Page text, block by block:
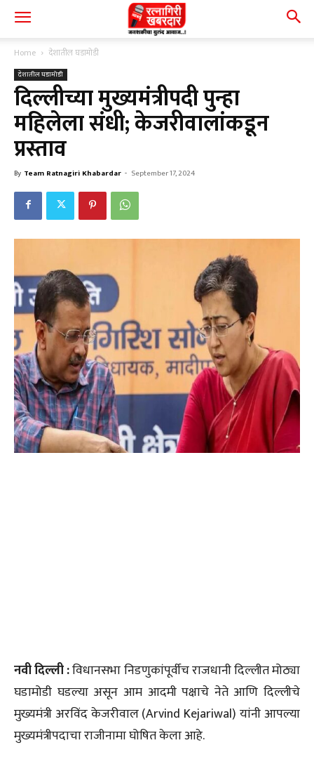
Home देशातील घडामोडी
देशातील घडामोडी
दिल्लीच्या मुख्यमंत्रीपदी पुन्हा
महिलेला संधी; केजरीवालांकडून
प्रस्ताव
By Team Ratnagiri Khabardar - September 17, 2024
नवी दिल्ली :विधानसभा निडणुकांपूर्वीच राजधानी दिल्लीत मोठ्या
घडामोडी घडल्या असून आम आदमी पक्षाचे नेते आणि दिल्लीचे
मुख्यमंत्री अरविंद केजरीवाल (Arvind Kejariwal) यांनी आपल्या
मुख्यमंत्रीपदाचा राजीनामा घोषित केला आहे.